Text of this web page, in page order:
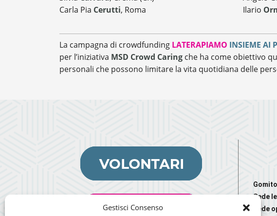
Gestisci Consenso
Carla Pia Cerutti, Roma
Ilario
La campagna di crowdfunding LATERAPIAMO INSIEME AI
per l’iniziativa MSD Crowd Caring che ha come obiettivo
personali che possono limitare la vita quotidiana delle
Sede
Sede